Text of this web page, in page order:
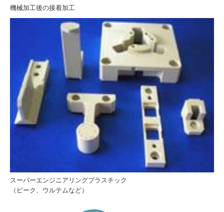
機械加工後の接着加工
スーパーエンジニアリングプラスチック
（ピーク、ウルテムなど）